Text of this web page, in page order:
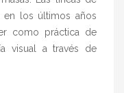
en los últimos años
como práctica de
visual a través de